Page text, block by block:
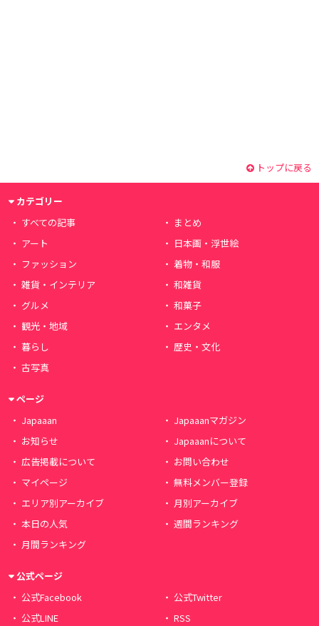
トップに戻る
カテゴリー
すべての記事
まとめ
アート
日本画・浮世絵
ファッション
着物・和服
雑貨・インテリア
和雑貨
グルメ
和菓子
観光・地域
エンタメ
暮らし
歴史・文化
古写真
ページ
Japaaan
Japaaanマガジン
お知らせ
Japaaanについて
広告掲載について
お問い合わせ
マイページ
無料メンバー登録
エリア別アーカイブ
月別アーカイブ
本日の人気
週間ランキング
月間ランキング
公式ページ
公式Facebook
公式Twitter
公式LINE
RSS